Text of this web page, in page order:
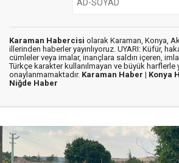
Karaman Habercisi olarak Karaman, Konya,
illerinden haberler yayınlıyoruz. UYARI: Küfür,
cümleler veya imalar, inançlara saldırı içeren,
Türkçe karakter kullanılmayan ve büyük harflerle
onaylanmamaktadır. Karaman Haber | Konya
Niğde Haber